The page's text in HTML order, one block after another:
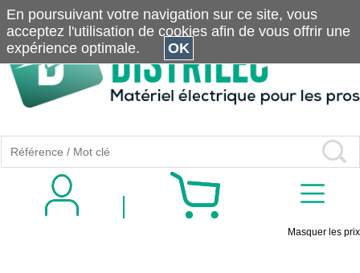
Masquer les prix
En poursuivant votre navigation sur ce site, vous
acceptez l'utilisation de cookies afin de vous offrir une
expérience optimale.
OK